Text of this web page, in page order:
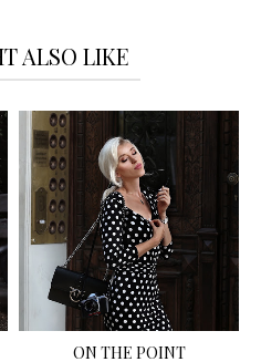
ALSO LIKE
ON THE POINT